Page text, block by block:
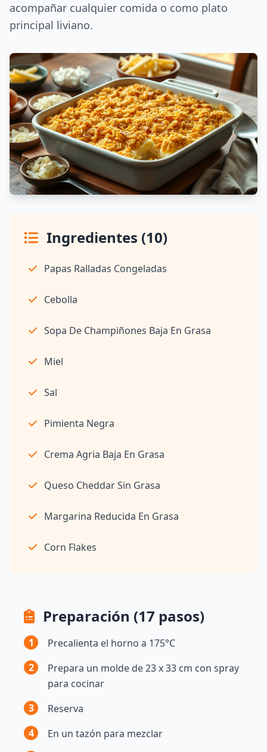
acompañar cualquier comida o como plato
principal liviano.
Ingredientes (10)
Papas Ralladas Congeladas
Cebolla
Sopa De Champiñones Baja En Grasa
Miel
Sal
Pimienta Negra
Crema Agria Baja En Grasa
Queso Cheddar Sin Grasa
Margarina Reducida En Grasa
Corn Flakes
Preparación (17 pasos)
1
Precalienta el horno a 175°C
2
Prepara un molde de 23 x 33 cm con spray
para cocinar
3
Reserva
4
En un tazón para mezclar